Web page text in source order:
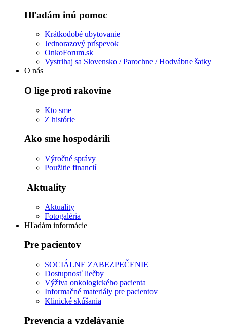
Hľadám inú pomoc
Krátkodobé ubytovanie
Jednorazový príspevok
OnkoForum.sk
Vystrihaj sa Slovensko / Parochne / Hodvábne šatky
O nás
O lige proti rakovine
Kto sme
Z histórie
Ako sme hospodárili
Výročné správy
Použitie financií
Aktuality
Aktuality
Fotogaléria
Hľadám informácie
Pre pacientov
SOCIÁLNE ZABEZPEČENIE
Dostupnosť liečby
Výživa onkologického pacienta
Informačné materiály pre pacientov
Klinické skúšania
Prevencia a vzdelávanie